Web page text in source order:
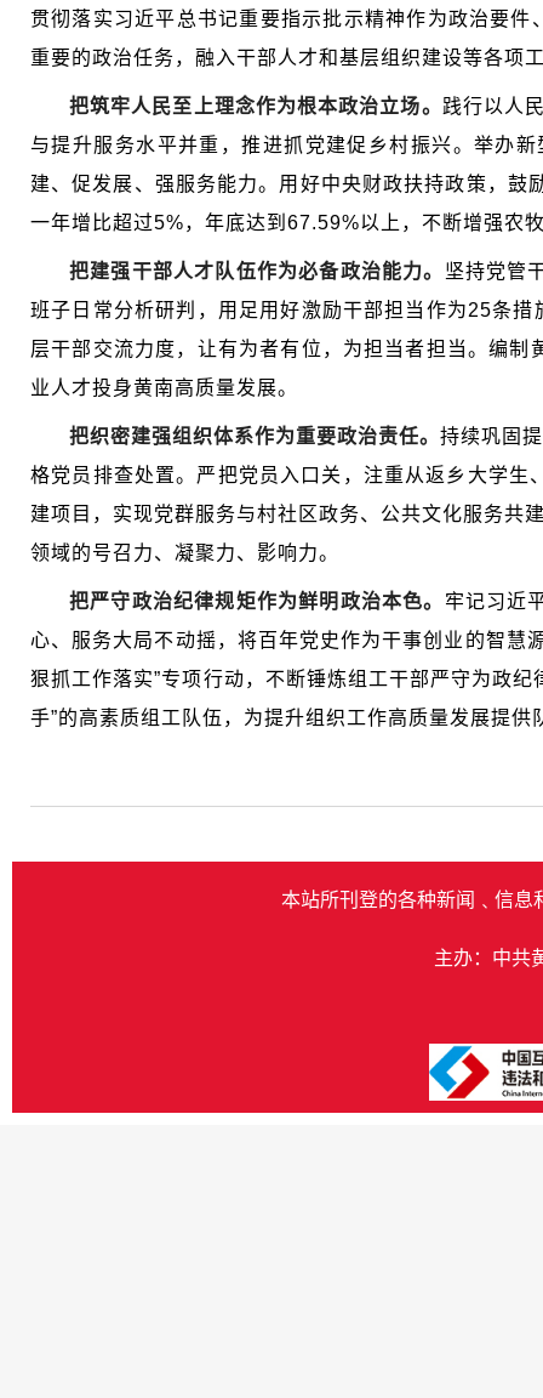
贯彻落实习近平总书记重要指示批示精神作为政治要件
重要的政治任务，融入干部人才和基层组织建设等各项
把筑牢人民至上理念作为根本政治立场。 践行以人
与提升服务水平并重，推进抓党建促乡村振兴。举办
建、促发展、强服务能力。用好中央财政扶持政策，
一年增比超过5%，年底达到67.59%以上，不断增强农
把建强干部人才队伍作为必备政治能力。 坚持党管
班子日常分析研判，用足用好激励干部担当作为25条
层干部交流力度，让有为者有位，为担当者担当。编制
业人才投身黄南高质量发展。
把织密建强组织体系作为重要政治责任。持续巩固
格党员排查处置。 严把党员入口关，注重从返乡大学生
建项目，实现党群服务与村社区政务、公共文化服务共
领域的号召力、凝聚力、影响力。
把严守政治纪律规矩作为鲜明政治本色。 牢记习近
心、服务大局不动摇，将百年党史作为干事创业的智慧
狠抓工作落实”专项行动，不断锤炼组工干部严守为政
手”的高素质组工队伍，为提升组织工作高质量发展提供
本站所刊登的各种新闻﹑信息
主办：中共